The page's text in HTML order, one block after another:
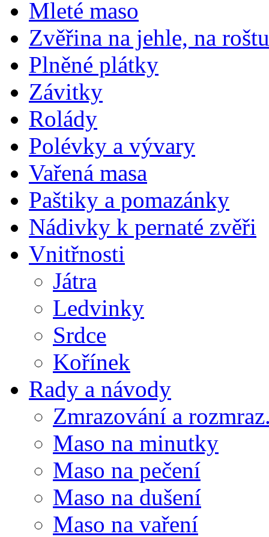
Mleté maso
Zvěřina na jehle, na roštu
Plněné plátky
Závitky
Rolády
Polévky a vývary
Vařená masa
Paštiky a pomazánky
Nádivky k pernaté zvěři
Vnitřnosti
Játra
Ledvinky
Srdce
Kořínek
Rady a návody
Zmrazování a
Maso na minutky
Maso na pečení
Maso na dušení
Maso na vaření